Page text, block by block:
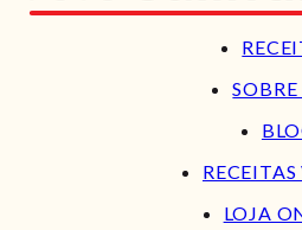
LOJA